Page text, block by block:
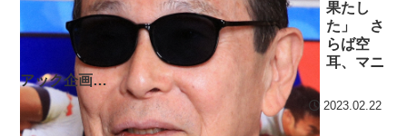
果たし
た」 さ
らば空
耳、マニ
アック企画…
2023.02.22